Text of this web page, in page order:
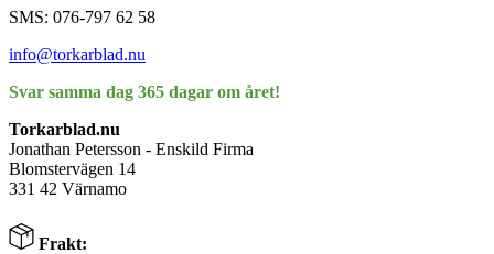
SMS: 076-797 62 58
info@torkarblad.nu
Svar samma dag 365 dagar om året!
Torkarblad.nu
Jonathan Petersson - Enskild Firma
Blomstervägen 14
331 42 Värnamo
Frakt: